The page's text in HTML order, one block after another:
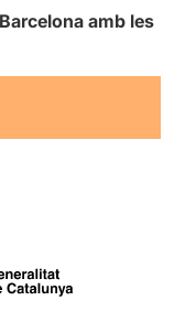
amb les